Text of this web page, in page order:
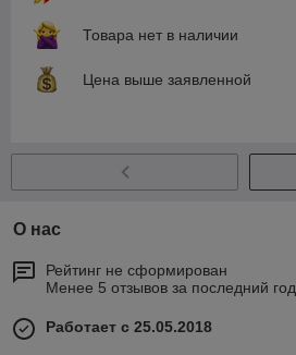
Товара нет в наличии
Цена выше заявленной
О нас
Рейтинг не сформирован
Менее 5 отзывов за последний год
Работает с 25.05.2018